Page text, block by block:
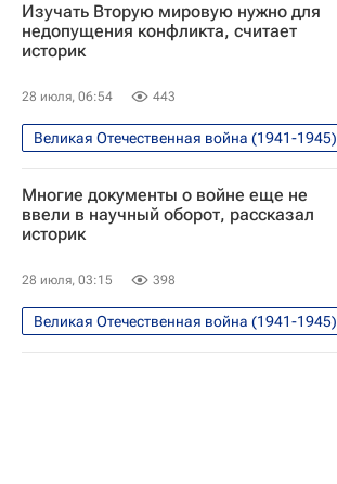
Изучать Вторую мировую нужно для
недопущения конфликта, считает
историк
28 июля, 06:54 443
Великая Отечественная война (1941-1945)
В мире
Белоруссия Германия
Многие документы о войне еще не
ввели в научный оборот, рассказал
историк
28 июля, 03:15 398
Великая Отечественная война (1941-1945)
Белоруссия
Общество